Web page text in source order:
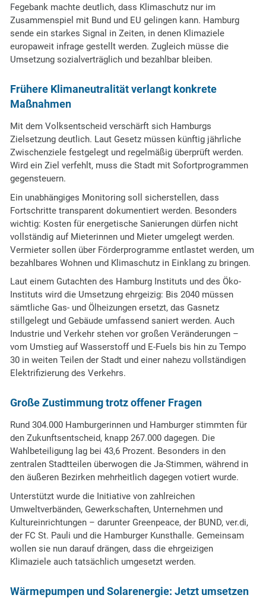
Fegebank machte deutlich, dass Klimaschutz nur im
Zusammenspiel mit Bund und EU gelingen kann. Hamburg
sende ein starkes Signal in Zeiten, in denen Klimaziele
europaweit infrage gestellt werden. Zugleich müsse die
Umsetzung sozialverträglich und bezahlbar bleiben.
Frühere Klimaneutralität verlangt konkrete
Maßnahmen
Mit dem Volksentscheid verschärft sich Hamburgs
Zielsetzung deutlich. Laut Gesetz müssen künftig jährliche
Zwischenziele festgelegt und regelmäßig überprüft werden.
Wird ein Ziel verfehlt, muss die Stadt mit Sofortprogrammen
gegensteuern.
Ein unabhängiges Monitoring soll sicherstellen, dass
Fortschritte transparent dokumentiert werden. Besonders
wichtig: Kosten für energetische Sanierungen dürfen nicht
vollständig auf Mieterinnen und Mieter umgelegt werden.
Vermieter sollen über Förderprogramme entlastet werden, um
bezahlbares Wohnen und Klimaschutz in Einklang zu bringen.
Laut einem Gutachten des Hamburg Instituts und des Öko-
Instituts wird die Umsetzung ehrgeizig: Bis 2040 müssen
sämtliche Gas- und Ölheizungen ersetzt, das Gasnetz
stillgelegt und Gebäude umfassend saniert werden. Auch
Industrie und Verkehr stehen vor großen Veränderungen –
vom Umstieg auf Wasserstoff und E-Fuels bis hin zu Tempo
30 in weiten Teilen der Stadt und einer nahezu vollständigen
Elektrifizierung des Verkehrs.
Große Zustimmung trotz offener Fragen
Rund 304.000 Hamburgerinnen und Hamburger stimmten für
den Zukunftsentscheid, knapp 267.000 dagegen. Die
Wahlbeteiligung lag bei 43,6 Prozent. Besonders in den
zentralen Stadtteilen überwogen die Ja-Stimmen, während in
den äußeren Bezirken mehrheitlich dagegen votiert wurde.
Unterstützt wurde die Initiative von zahlreichen
Umweltverbänden, Gewerkschaften, Unternehmen und
Kultureinrichtungen – darunter Greenpeace, der BUND, ver.di,
der FC St. Pauli und die Hamburger Kunsthalle. Gemeinsam
wollen sie nun darauf drängen, dass die ehrgeizigen
Klimaziele auch tatsächlich umgesetzt werden.
Wärmepumpen und Solarenergie: Jetzt umsetzen